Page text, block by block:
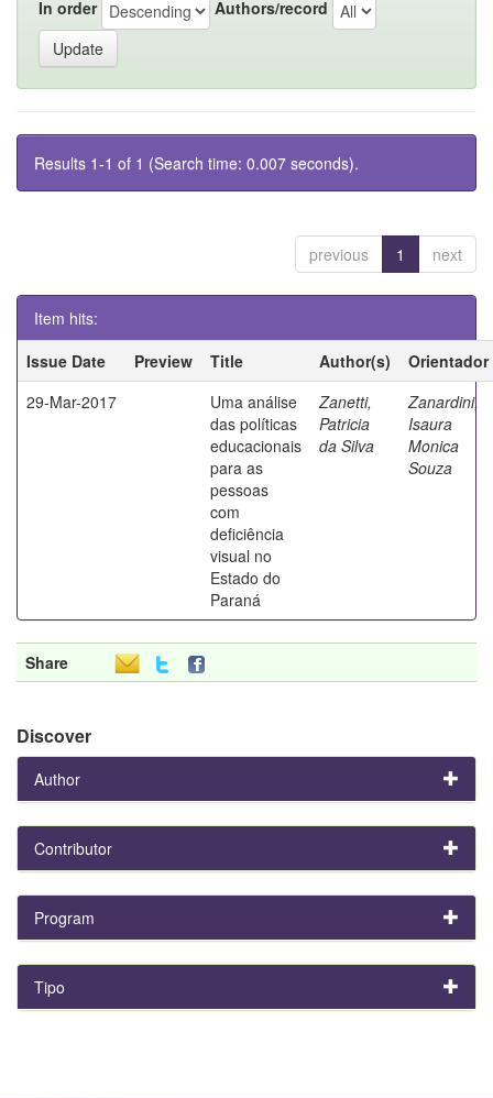
In order Authors/record
Results 1-1 of 1 (Search time: 0.007 seconds).
previous 1 next
Item hits:
Issue Date
Preview Title Author(s)
Orientador
29-Mar-2017
Uma análise
das políticas
educacionais
para as
pessoas
com
deficiência
visual no
Estado do
Paraná
Zanetti,
Patricia
da Silva
Zanardini,
Isaura
Monica
Souza
Share
Discover
Author
Contributor
Program
Tipo